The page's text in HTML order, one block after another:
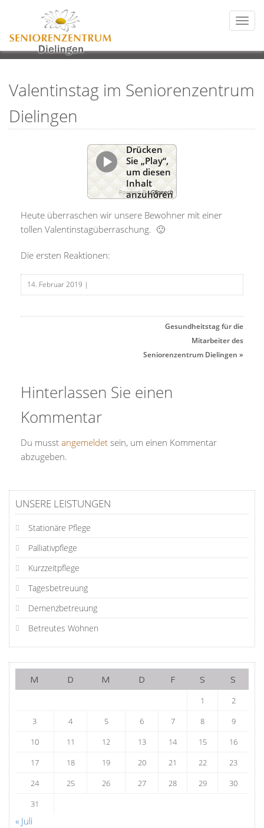
Valentinstag im Seniorenzentrum
Dielingen
Drücken
Sie „Play“,
um diesen
Inhalt
anzuhören
Powered By GSpeech
Heute überraschen wir unsere Bewohner mit einer
tollen Valentinstagüberraschung. 🙂
Die ersten Reaktionen:
14. Februar 2019 |
Gesundheitstag für die
Mitarbeiter des
Seniorenzentrum Dielingen »
Hinterlassen Sie einen
Kommentar
Du musst angemeldet sein, um einen Kommentar
abzugeben.
UNSERE LEISTUNGEN
Stationäre Pflege
Palliativpflege
Kurzzeitpflege
Tagesbetreuung
Demenzbetreuung
Betreutes Wohnen
M D M D F S S
1
2
3
4 5 6 7 8
9
10
11 12 13 14 15
16
17
18 19 20 21 22
23
24
25 26 27 28 29
30
31
« Juli